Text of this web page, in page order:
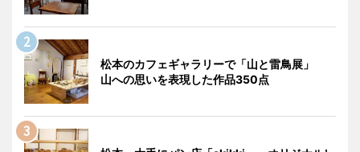
松本のカフェギャラリーで「山と雷鳥展」
山への思いを表現した作品350点